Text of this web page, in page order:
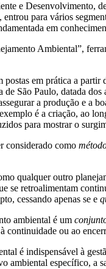
e Desenvolvimento,
entrou para vários
em
Ambiental”,
em prática a
São Paulo, datada
a produção e a
é a criação, ao
para mostrar o
considerado como
qualquer outro
se retroalimentam
cessando apenas se e
ambiental é um
ou ao
é indispensável à
específico, a